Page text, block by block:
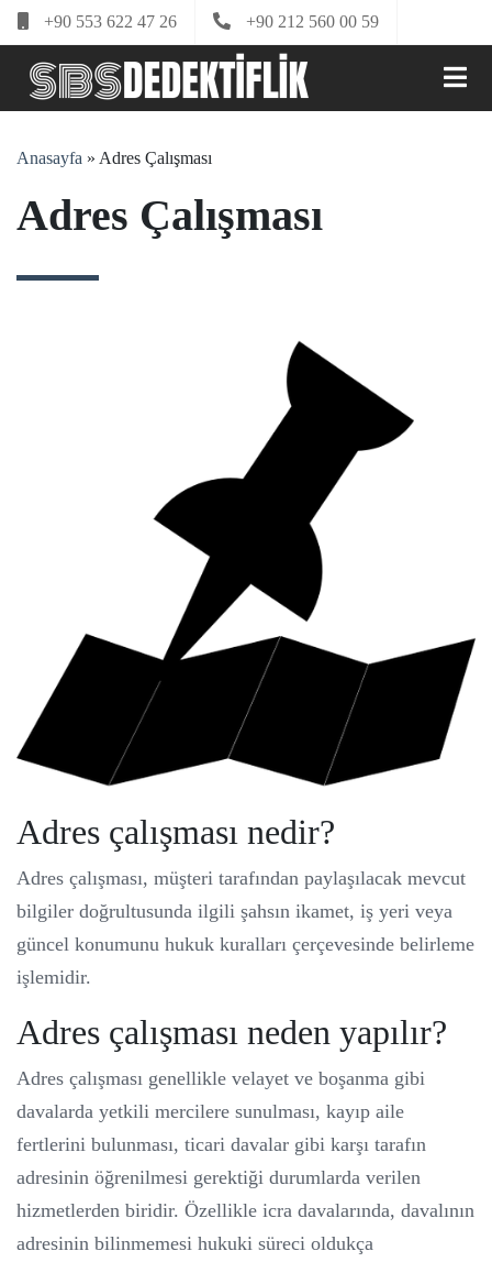
+90 553 622 47 26 +90 212 560 00 59
Anasayfa » Adres Çalışması
Adres Çalışması
Adres çalışması nedir?
Adres çalışması, müşteri tarafından paylaşılacak mevcut
bilgiler doğrultusunda ilgili şahsın ikamet, iş yeri veya
güncel konumunu hukuk kuralları çerçevesinde belirleme
işlemidir.
Adres çalışması neden yapılır?
Adres çalışması genellikle velayet ve boşanma gibi
davalarda yetkili mercilere sunulması, kayıp aile
fertlerini bulunması, ticari davalar gibi karşı tarafın
adresinin öğrenilmesi gerektiği durumlarda verilen
hizmetlerden biridir. Özellikle icra davalarında, davalının
adresinin bilinmemesi hukuki süreci oldukça